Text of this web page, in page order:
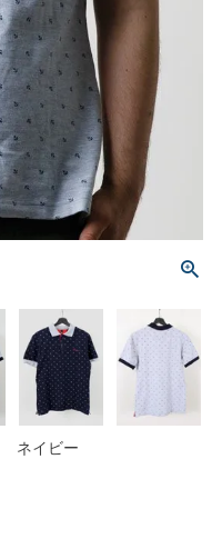
ネイビー